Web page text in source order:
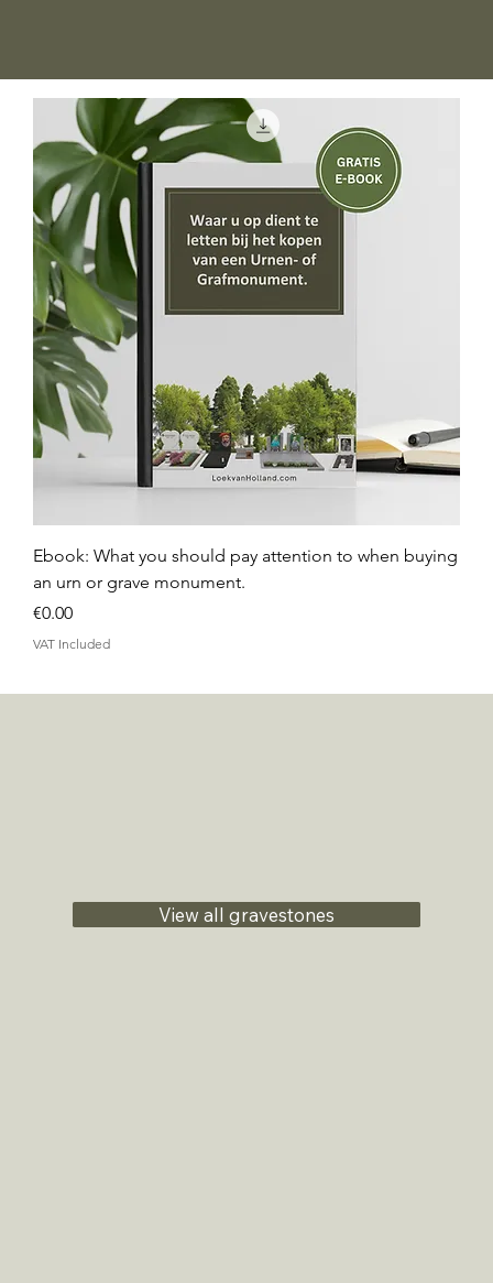
Ebook: What you should pay attention to when buying
an urn or grave monument.
Price
€0.00
VAT Included
View all gravestones